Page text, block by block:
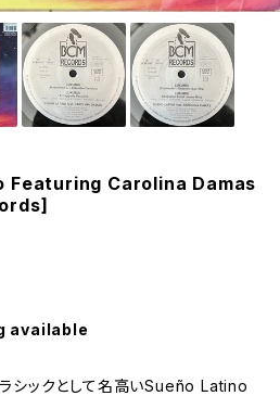
Featuring Carolina Damas
available
ラシックとして名高いSueño Latino